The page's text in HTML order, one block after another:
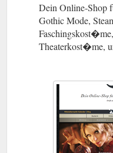
Dein Online-Shop
Gothic Mode,
Theaterkost�me,